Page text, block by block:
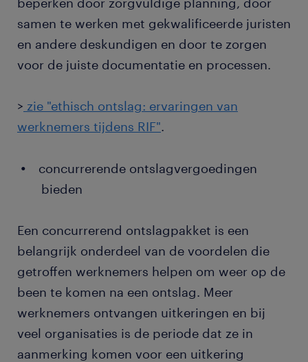
samen te werken met gekwalificeerde juristen
en andere deskundigen en door te zorgen
voor de juiste documentatie en processen.
> zie "ethisch ontslag: ervaringen van
werknemers tijdens RIF".
concurrerende ontslagvergoedingen
bieden
Een concurrerend ontslagpakket is een
belangrijk onderdeel van de voordelen die
getroffen werknemers helpen om weer op de
been te komen na een ontslag. Meer
werknemers ontvangen uitkeringen en bij
veel organisaties is de periode dat ze in
aanmerking komen voor een uitkering